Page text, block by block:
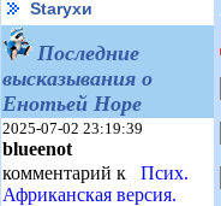
Starухи
Последние
высказывания о
Енотьей Норе
2025-07-02 23:19:39
blueenot
комментарий к Псих.
Африканская версия.